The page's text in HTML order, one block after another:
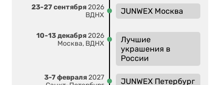
23-27 сентября2026
ВДНХ
JUNWEX Москва
10-13 декабря2026
Москва, ВДНХ
Лучшие
украшения в
России
3-7 февраля2027
JUNWEX Петербург